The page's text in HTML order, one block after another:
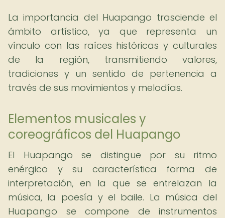
La importancia del Huapango trasciende el
ámbito artístico, ya que representa un
vínculo con las raíces históricas y culturales
de la región, transmitiendo valores,
tradiciones y un sentido de pertenencia a
través de sus movimientos y melodías.
Elementos musicales y
coreográficos del Huapango
El Huapango se distingue por su ritmo
enérgico y su característica forma de
interpretación, en la que se entrelazan la
música, la poesía y el baile. La música del
Huapango se compone de instrumentos